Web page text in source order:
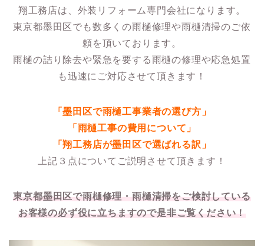
翔工務店は、外装リフォーム専門会社になります。
東京都墨田区でも数多くの雨樋修理や雨樋清掃のご依
頼を頂いております。
雨樋の詰り除去や緊急を要する雨樋の修理や応急処置
も迅速にご対応させて頂きます！
「墨田区で雨樋工事業者の選び方」
「雨樋工事の費用について」
「翔工務店が墨田区で選ばれる訳」
上記３点についてご説明させて頂きます！
東京都墨田区で雨樋修理・雨樋清掃をご検討している
お客様の必ず役に立ちますので是非ご覧ください！